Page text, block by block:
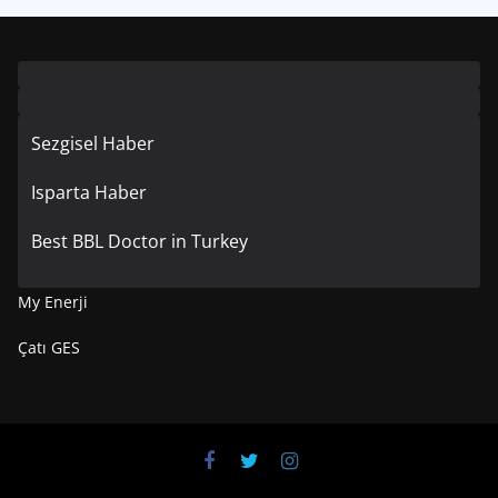
Sezgisel Haber
Isparta Haber
Best BBL Doctor in Turkey
My Enerji
Çatı GES